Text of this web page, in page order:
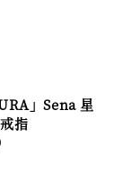
」Sena 星
指